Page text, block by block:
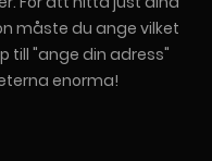
måste du ange vilket
till "ange din adress"
enorma!